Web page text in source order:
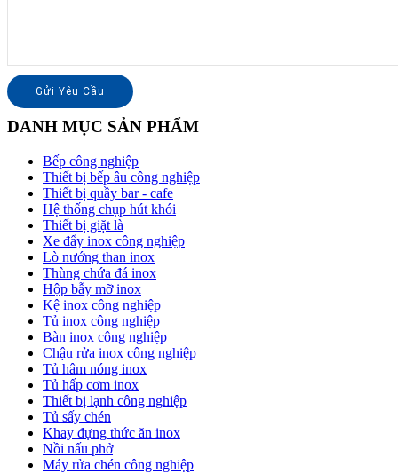
DANH MỤC SẢN PHẨM
Bếp công nghiệp
Thiết bị bếp âu công nghiệp
Thiết bị quầy bar - cafe
Hệ thống chụp hút khói
Thiết bị giặt là
Xe đẩy inox công nghiệp
Lò nướng than inox
Thùng chứa đá inox
Hộp bẫy mỡ inox
Kệ inox công nghiệp
Tủ inox công nghiệp
Bàn inox công nghiệp
Chậu rửa inox công nghiệp
Tủ hâm nóng inox
Tủ hấp cơm inox
Thiết bị lạnh công nghiệp
Tủ sấy chén
Khay đựng thức ăn inox
Nồi nấu phở
Máy rửa chén công nghiệp